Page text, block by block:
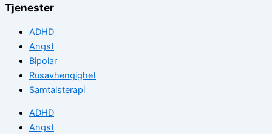
Tjenester
ADHD
Angst
Bipolar
Rusavhengighet
Samtalsterapi
ADHD
Angst